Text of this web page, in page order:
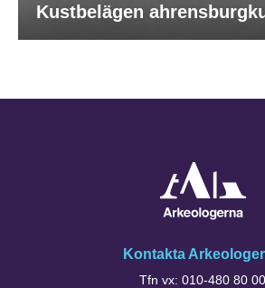
Kustbelägen
Kontakta
Tfn vx: 010-480 80 00